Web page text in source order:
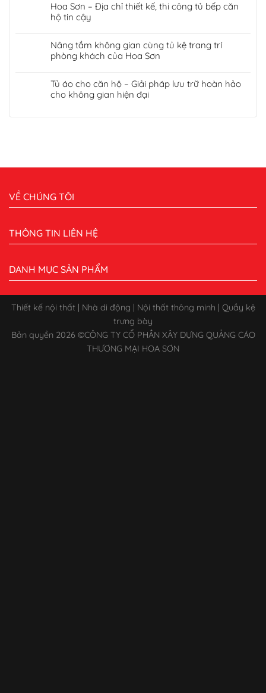
Hoa Sơn – Địa chỉ thiết kế, thi công tủ bếp căn
hộ tin cậy
Nâng tầm không gian cùng tủ kệ trang trí
phòng khách của Hoa Sơn
Tủ áo cho căn hộ – Giải pháp lưu trữ hoàn hảo
cho không gian hiện đại
VỀ CHÚNG TÔI
THÔNG TIN LIÊN HỆ
DANH MỤC SẢN PHẨM
Thiết kế nội thất | Nhà di động | Nội thất thông minh | Quầy kệ
trưng bày
Bản quyền 2026 ©CÔNG TY CỔ PHẦN XÂY DỰNG QUẢNG CÁO
THƯƠNG MẠI HOA SƠN